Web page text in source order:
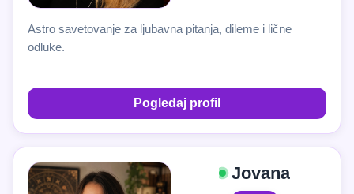
Astro savetovanje za ljubavna pitanja, dileme i lične
odluke.
Pogledaj profil
Jovana